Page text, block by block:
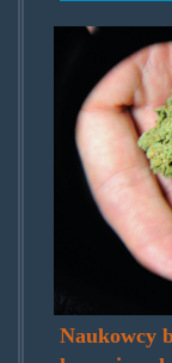
close-
Naukowcy